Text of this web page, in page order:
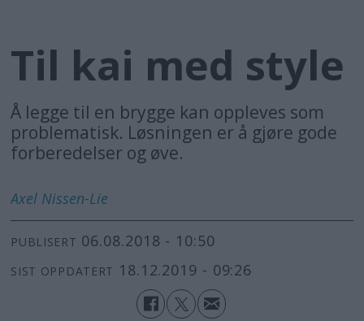
Til kai med style
Å legge til en brygge kan oppleves som
problematisk. Løsningen er å gjøre gode
forberedelser og øve.
Axel Nissen-Lie
PUBLISERT 06.08.2018 - 10:50
SIST OPPDATERT 18.12.2019 - 09:26